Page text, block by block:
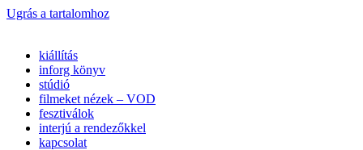
Ugrás a tartalomhoz
kiállítás
inforg könyv
stúdió
filmeket nézek – VOD
fesztiválok
interjú a rendezőkkel
kapcsolat